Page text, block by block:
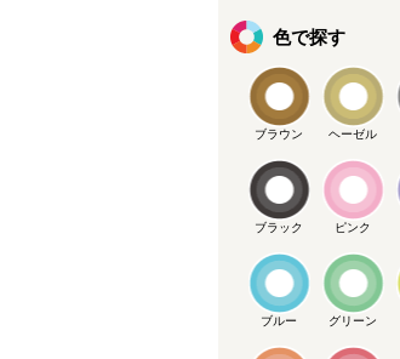
色で探す
ブラウン ヘーゼル
ブラック ピンク
ブルー グリーン